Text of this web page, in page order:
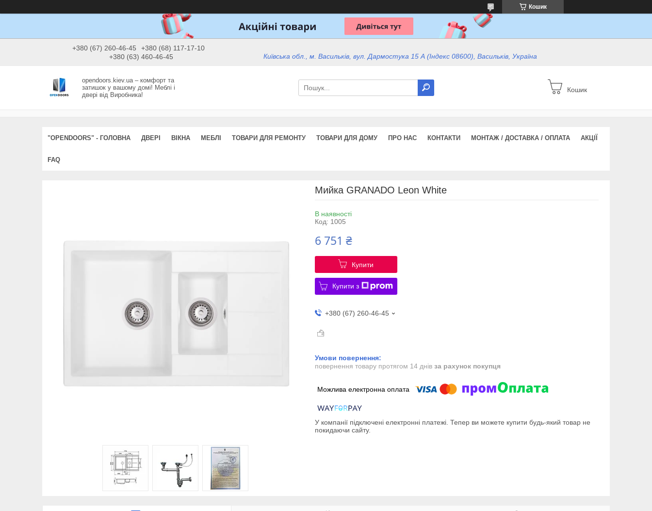
Кошик
+380 (67) 260-46-45
+380 (68) 117-17-10
+380 (63) 460-46-45
Київська обл., м. Васильків, вул. Дармостука 15 А (Індекс 08600), Васильків, Україна
opendoors.kiev.ua – комфорт та
затишок у вашому домі! Меблі і
двері від Виробника!
Кошик
"OPENDOORS" - ГОЛОВНА ДВЕРІ ВІКНА МЕБЛІ ТОВАРИ ДЛЯ РЕМОНТУ ТОВАРИ ДЛЯ ДОМУ ПРО НАС КОНТАКТИ МОНТАЖ / ДОСТАВКА / ОПЛАТА АКЦІЇ
FAQ
Мийка GRANADO Leon White
В наявності
Код: 1005
6 751 ₴
Купити
Купити з
+380 (67) 260-46-45
повернення товару протягом 14 днів за рахунок покупця
У компанії підключені електронні платежі. Тепер ви можете купити будь-який товар не
покидаючи сайту.